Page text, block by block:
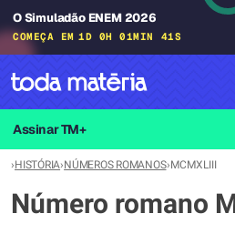
O Simuladão ENEM 2026
COMEÇA EM 1D 0H 01MIN 41S
Assinar TM+
›HISTÓRIA›NÚMEROS ROMANOS›MCMXLIII
Número romano